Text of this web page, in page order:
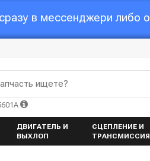
в мессенджери либо
ищете?
ДВИГАТЕЛЬ И
ВЫХЛОП
СЦЕПЛЕНИЕ И
ТРАНСМИССИЯ